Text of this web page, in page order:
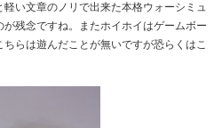
い文章のノリで出来た本格ウォーシミュ
残念ですね。またホイホイはゲームボー
らは遊んだことが無いですが恐らくはこ